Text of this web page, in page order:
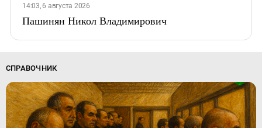
14:03, 6 августа 2026
Пашинян Никол Владимирович
СПРАВОЧНИК